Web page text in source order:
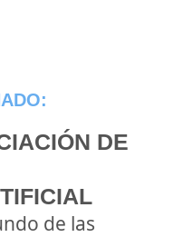
DE
de las